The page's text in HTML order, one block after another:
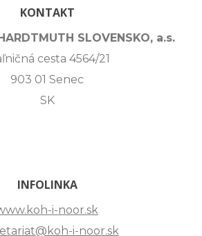
KONTAKT
SLOVENSKO, a.s.
cesta 4564/21
903 01 Senec
SK
INFOLINKA
i-noor.sk
i-noor.sk